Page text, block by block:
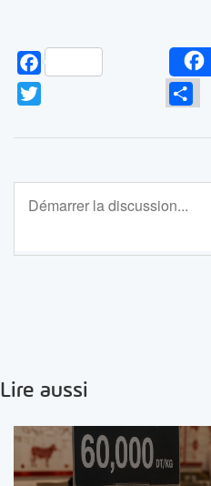
Facebook
Lire aussi